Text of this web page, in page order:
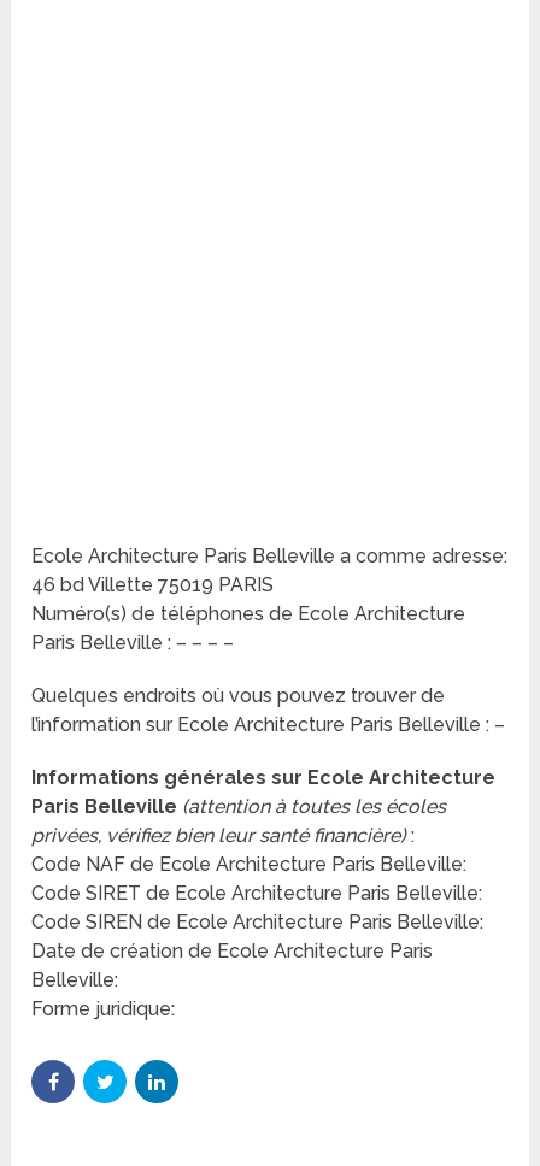
Ecole Architecture Paris Belleville a comme adresse:
46 bd Villette 75019 PARIS
Numéro(s) de téléphones de Ecole Architecture
Paris Belleville : – – – –
Quelques endroits où vous pouvez trouver de
l’information sur Ecole Architecture Paris Belleville : –
Informations générales sur Ecole Architecture
Paris Belleville (attention à toutes les écoles
privées, vérifiez bien leur santé financière):
Code NAF de Ecole Architecture Paris Belleville:
Code SIRET de Ecole Architecture Paris Belleville:
Code SIREN de Ecole Architecture Paris Belleville:
Date de création de Ecole Architecture Paris
Belleville:
Forme juridique: